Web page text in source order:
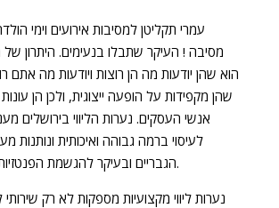
עמרי תקליטן למסיבות אירועים וימי
מסיבה ! העיקר שתבלו בנעימים. היתרון
הוא שהן יודעות מה הן רוצות ויודעות מה אתם
שהן מקפידות על הופעה ייצוגית, ולכן הן
אנשי העסקים. נערות הליווי בירושלים
לעיסוי ברמה גבוהה ואיכותית ונותנות
הגבריים ובעיקר להגשמת הפנטזיות המיניות שלהם.
נערות ליווי מקצועיות מספקות לא רק שירותי